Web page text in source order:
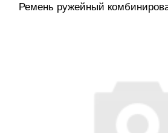
Ремень ружейный